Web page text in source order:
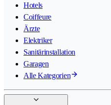
Hotels
Coiffeure
Ärzte
Elektriker
Sanitärinstallation
Garagen
Alle Kategorien